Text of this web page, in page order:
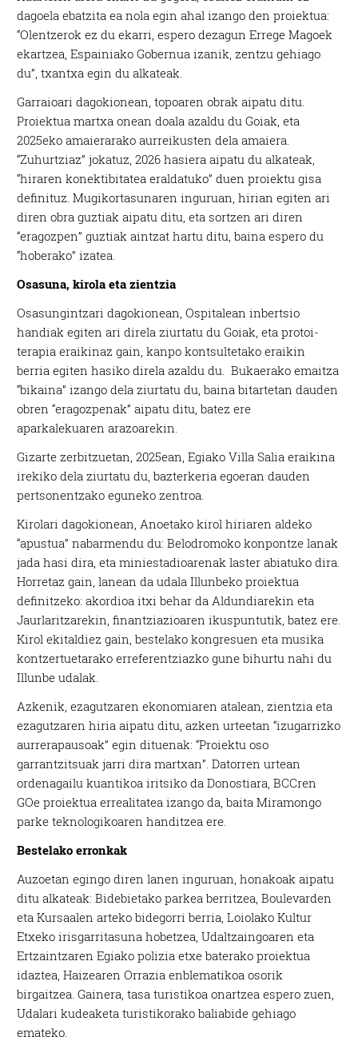
dagoela ebatzita ea nola egin ahal izango den proiektua:
“Olentzerok ez du ekarri, espero dezagun Errege Magoek
ekartzea, Espainiako Gobernua izanik, zentzu gehiago
du”, txantxa egin du alkateak.
Garraioari dagokionean, topoaren obrak aipatu ditu.
Proiektua martxa onean doala azaldu du Goiak, eta
2025eko amaierarako aurreikusten dela amaiera.
“Zuhurtziaz” jokatuz, 2026 hasiera aipatu du alkateak,
“hiraren konektibitatea eraldatuko” duen proiektu gisa
definituz. Mugikortasunaren inguruan, hirian egiten ari
diren obra guztiak aipatu ditu, eta sortzen ari diren
“eragozpen” guztiak aintzat hartu ditu, baina espero du
“hoberako” izatea.
Osasuna, kirola eta zientzia
Osasungintzari dagokionean, Ospitalean inbertsio
handiak egiten ari direla ziurtatu du Goiak, eta protoi-
terapia eraikinaz gain, kanpo kontsultetako eraikin
berria egiten hasiko direla azaldu du. Bukaerako emaitza
“bikaina” izango dela ziurtatu du, baina bitartetan dauden
obren “eragozpenak” aipatu ditu, batez ere
aparkalekuaren arazoarekin.
Gizarte zerbitzuetan, 2025ean, Egiako Villa Salia eraikina
irekiko dela ziurtatu du, bazterkeria egoeran dauden
pertsonentzako eguneko zentroa.
Kirolari dagokionean, Anoetako kirol hiriaren aldeko
“apustua” nabarmendu du: Belodromoko konpontze lanak
jada hasi dira, eta miniestadioarenak laster abiatuko dira.
Horretaz gain, lanean da udala Illunbeko proiektua
definitzeko: akordioa itxi behar da Aldundiarekin eta
Jaurlaritzarekin, finantziazioaren ikuspuntutik, batez ere.
Kirol ekitaldiez gain, bestelako kongresuen eta musika
kontzertuetarako erreferentziazko gune bihurtu nahi du
Illunbe udalak.
Azkenik, ezagutzaren ekonomiaren atalean, zientzia eta
ezagutzaren hiria aipatu ditu, azken urteetan “izugarrizko
aurrerapausoak” egin dituenak: “Proiektu oso
garrantzitsuak jarri dira martxan”. Datorren urtean
ordenagailu kuantikoa iritsiko da Donostiara, BCCren
GOe proiektua errealitatea izango da, baita Miramongo
parke teknologikoaren handitzea ere.
Bestelako erronkak
Auzoetan egingo diren lanen inguruan, honakoak aipatu
ditu alkateak: Bidebietako parkea berritzea, Boulevarden
eta Kursaalen arteko bidegorri berria, Loiolako Kultur
Etxeko irisgarritasuna hobetzea, Udaltzaingoaren eta
Ertzaintzaren Egiako polizia etxe baterako proiektua
idaztea, Haizearen Orrazia enblematikoa osorik
birgaitzea. Gainera, tasa turistikoa onartzea espero zuen,
Udalari kudeaketa turistikorako baliabide gehiago
emateko.